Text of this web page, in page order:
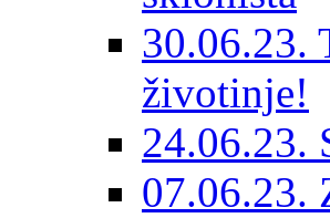
30.06.23.
životinje!
24.06.23.
07.06.23.